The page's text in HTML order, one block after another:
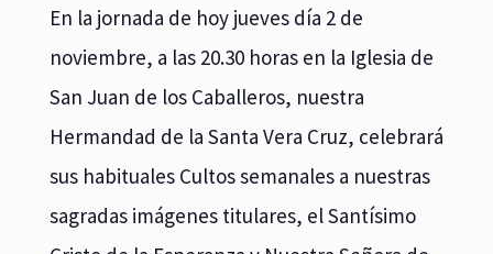
En la jornada de hoy jueves día 2 de
noviembre, a las 20.30 horas en la Iglesia de
San Juan de los Caballeros, nuestra
Hermandad de la Santa Vera Cruz, celebrará
sus habituales Cultos semanales a nuestras
sagradas imágenes titulares, el Santísimo